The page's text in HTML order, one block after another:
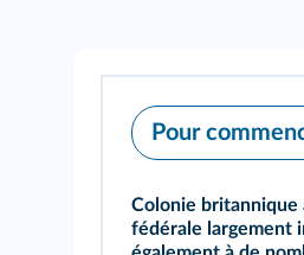
Pour
Colonie britannique
fédérale largement